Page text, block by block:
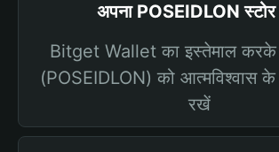
अपना POSEIDLON
Bitget Wallet का इस्तेमाल
(POSEIDLON) को आत्मविश्वास के
रखें